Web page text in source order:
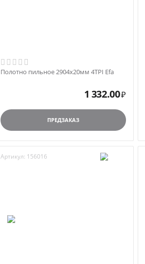
Полотно пильное 2904х20мм 4TPI Efa
1 332.00₽
ПРЕДЗАКАЗ
Артикул: 156016